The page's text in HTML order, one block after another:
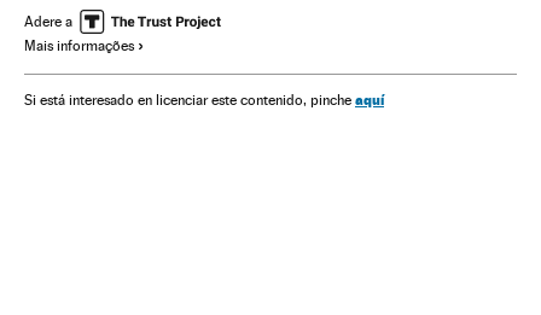
Meios comunicação Comunicação
Orientação sexual
Adere a
Mais informações
Si está interesado en licenciar este contenido, pinche aquí